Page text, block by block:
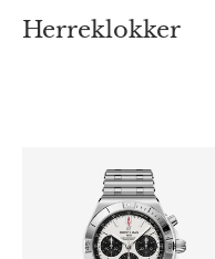
Herreklokker